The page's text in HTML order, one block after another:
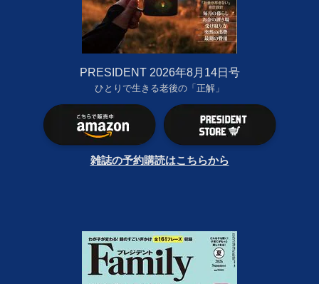
PRESIDENT 2026年8月14日号
ひとりで生きる老後の「正解」
雑誌の予約購読はこちらから